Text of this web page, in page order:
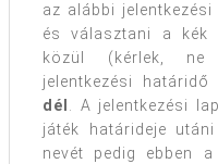
az alábbi
és választani a kék
közül (kérlek, ne
jelentkezési határidő
dél . A jelentkezési
játék határideje
nevét pedig ebben a